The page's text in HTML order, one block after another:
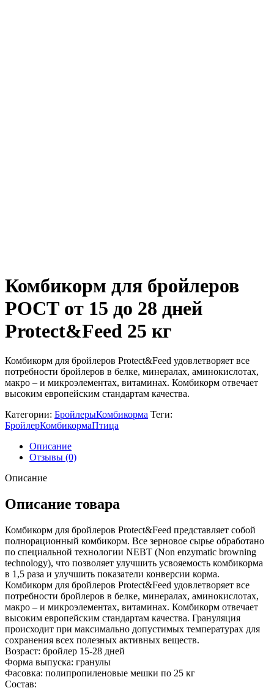
Комбикорм для бройлеров
РОСТ от 15 до 28 дней
Protect&Feed 25 кг
Комбикорм для бройлеров Protect&Feed удовлетворяет все
потребности бройлеров в белке, минералах, аминокислотах,
макро – и микроэлементах, витаминах. Комбикорм отвечает
высоким европейским стандартам качества.
Категории: БройлерыКомбикорма Теги:
БройлерКомбикормаПтица
Описание
Отзывы (0)
Описание
Описание товара
Комбикорм для бройлеров Protect&Feed представляет собой
полнорационный комбикорм. Все зерновое сырье обработано
по специальной технологии NEBT (Non enzymatic browning
technology), что позволяет улучшить усвояемость комбикорма
в 1,5 раза и улучшить показатели конверсии корма.
Комбикорм для бройлеров Protect&Feed удовлетворяет все
потребности бройлеров в белке, минералах, аминокислотах,
макро – и микроэлементах, витаминах. Комбикорм отвечает
высоким европейским стандартам качества. Грануляция
происходит при максимально допустимых температурах для
сохранения всех полезных активных веществ.
Возраст: бройлер 15-28 дней
Форма выпуска: гранулы
Фасовка: полипропиленовые мешки по 25 кг
Состав: